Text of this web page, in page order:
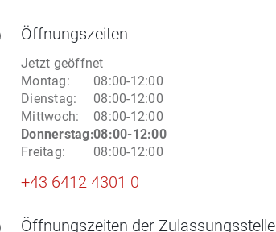
Öffnungszeiten
Jetzt geöffnet
Montag:
08:00-12:00
Dienstag:
08:00-12:00
Mittwoch:
08:00-12:00
Donnerstag:08:00-12:00
Freitag: 08:00-12:00
+43 6412 4301 0
Öffnungszeiten der Zulassungsstelle